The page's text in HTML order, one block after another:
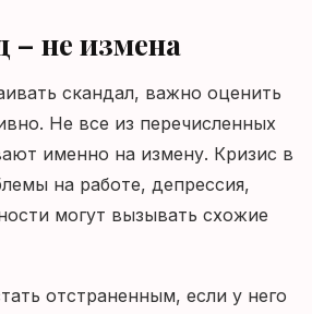
– не измена
скандал, важно оценить
Не все из перечисленных
именно на измену. Кризис в
на работе, депрессия,
могут вызывать схожие
отстраненным, если у него